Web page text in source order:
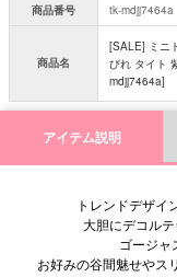
商品番号
tk-mdjj7464a
商品名
[SALE] ミニ
びれ タイト
mdjj7464a]
アイテム説明
トレンドデザ
大胆にデコル
ゴージャ
お好みの谷間魅せやス